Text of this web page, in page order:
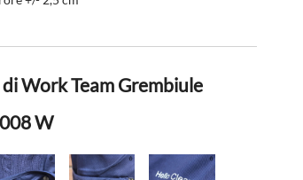
Work Team Grembiule
W